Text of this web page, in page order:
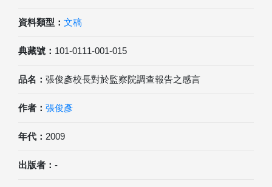
資料類型： 文稿
典藏號： 101-0111-001-015
品名： 張俊彥校長對於監察院調查報告之感言
作者： 張俊彥
年代： 2009
出版者： -